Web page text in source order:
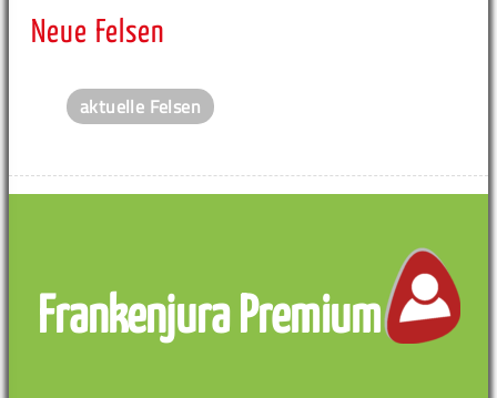
Neue Felsen
aktuelle Felsen
Frankenjura Premium